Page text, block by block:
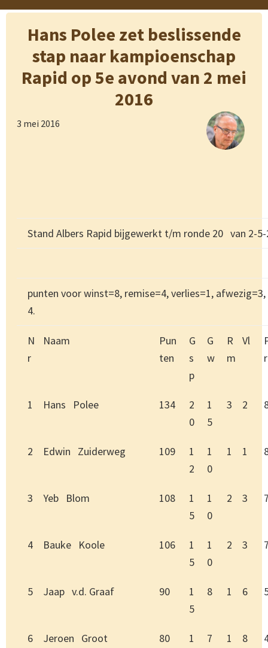
Hans Polee zet beslissende
stap naar kampioenschap
Rapid op 5e avond van 2 mei
2016
3 mei 2016
Stand Albers Rapid bijgewerkt t/m ronde 20 van 2-5-
punten voor winst=8, remise=4, verlies=1,
4.
N
r
Naam
Pun
ten
G
s
p
G
w
R
m
Vl
1 Hans Polee 134
2
0
1
5
3 2
2 Edwin Zuiderweg 109
1
2
1
0
1 1
3 Yeb Blom 108
1
5
1
0
2 3
4 Bauke Koole 106
1
5
1
0
2 3
5 Jaap v.d. Graaf 90
1
5
8 1 6
6 Jeroen Groot 80
1
7 1 8